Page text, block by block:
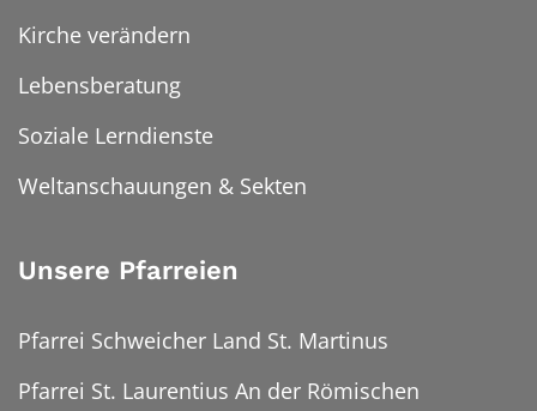
Kirche verändern
Lebensberatung
Soziale Lerndienste
Weltanschauungen & Sekten
Unsere Pfarreien
Pfarrei Schweicher Land St. Martinus
Pfarrei St. Laurentius An der Römischen